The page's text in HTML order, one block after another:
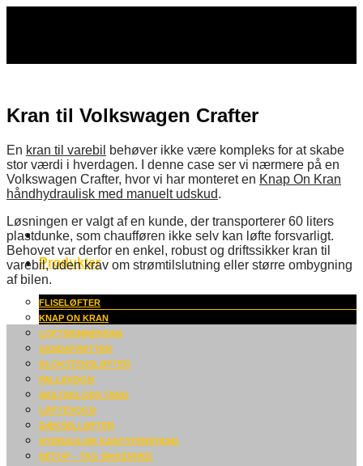
Produkter
FLISELØFTER
KNAP ON KRAN
LOFTSKINNEKRAN
SANDAFRETTER
BLOKSTENSLØFTER
PALLEVOGN
SKILTEKLODS TANG
LØFTEVOGN
DÆKSELLØFTER
HYDRAULISK KANTSTENSTANG
NETOP – TAG SIKKERHED
Kran til Volkswagen Crafter
En kran til varebil
behøver ikke være kompleks for at skabe
stor værdi i hverdagen. I denne case ser vi nærmere på en
Volkswagen Crafter, hvor vi har monteret en Knap On Kran
håndhydraulisk med manuelt udskud.
Løsningen er valgt af en kunde, der transporterer 60 liters
plastdunke, som chaufføren ikke selv kan løfte forsvarligt.
Behovet var derfor en enkel, robust og driftssikker kran til
varebil, uden krav om strømtilslutning eller større ombygning
af bilen.